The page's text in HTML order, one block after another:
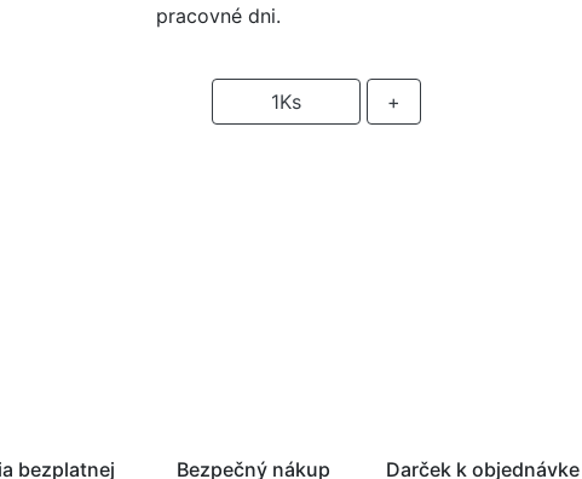
pracovné dni.
1Ks +
bezplatnej Bezpečný nákup Darček k objednávke